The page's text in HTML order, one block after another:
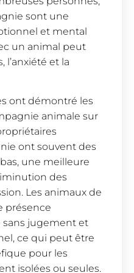
sont une
et mental
un animal peut
l’anxiété et la
ont démontré les
animale sur
ont souvent des
une meilleure
des
Les animaux de
présence
sans jugement et
ce qui peut être
pour les
isolées ou seules.